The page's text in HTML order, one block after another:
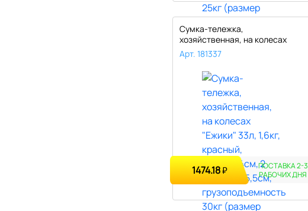
Сумка-тележка,
хозяйственная, на колесах
"Ежики" 33л, 1..
Арт. 181337
1474.18₽
ПОСТАВКА 2-3
РАБОЧИХ ДНЯ